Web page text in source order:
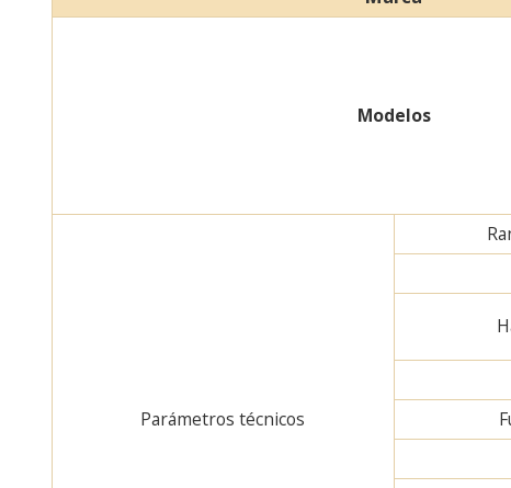
Modelos
Parámetros técnicos